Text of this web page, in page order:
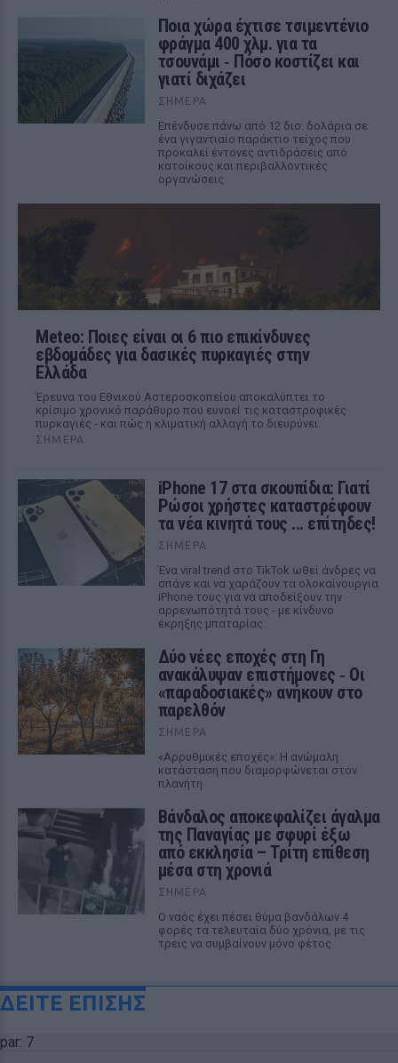
Ποια χώρα έχτισε τσιμεντένιο
φράγμα 400 χλμ. για τα
τσουνάμι ‑ Πόσο κοστίζει και
γιατί διχάζει
ΣΉΜΕΡΑ
Επένδυσε πάνω από 12 δισ. δολάρια σε
ένα γιγαντιαίο παράκτιο τείχος που
προκαλεί έντονες αντιδράσεις από
κατοίκους και περιβαλλοντικές
οργανώσεις
Meteo: Ποιες είναι οι 6 πιο επικίνδυνες
εβδομάδες για δασικές πυρκαγιές στην
Ελλάδα
Έρευνα του Εθνικού Αστεροσκοπείου αποκαλύπτει το
κρίσιμο χρονικό παράθυρο που ευνοεί τις καταστροφικές
πυρκαγιές - και πώς η κλιματική αλλαγή το διευρύνει.
ΣΉΜΕΡΑ
iPhone 17 στα σκουπίδια: Γιατί
Ρώσοι χρήστες καταστρέφουν
τα νέα κινητά τους ... επίτηδες!
ΣΉΜΕΡΑ
Ένα viral trend στο TikTok ωθεί άνδρες να
σπάνε και να χαράζουν τα ολοκαίνουργια
iPhone τους για να αποδείξουν την
αρρενωπότητά τους - με κίνδυνο
έκρηξης μπαταρίας.
Δύο νέες εποχές στη Γη
ανακάλυψαν επιστήμονες ‑ Oι
«παραδοσιακές» ανήκουν στο
παρελθόν
ΣΉΜΕΡΑ
«Αρρυθμικές εποχές»: Η ανώμαλη
κατάσταση που διαμορφώνεται στον
πλανήτη
Βάνδαλος αποκεφαλίζει άγαλμα
της Παναγίας με σφυρί έξω
από εκκλησία – Τρίτη επίθεση
μέσα στη χρονιά
ΣΉΜΕΡΑ
Ο ναός έχει πέσει θύμα βανδάλων 4
φορές τα τελευταία δύο χρόνια, με τις
τρεις να συμβαίνουν μόνο φέτος
ΔΕΙΤΕ ΕΠΙΣΗΣ
par: 7